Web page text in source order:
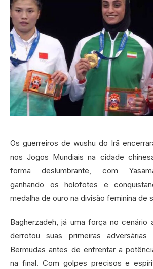
Os guerreiros de wushu do Irã
nos Jogos Mundiais na cidade
forma deslumbrante, com
ganhando os holofotes e
medalha de ouro na divisão feminina de
Bagherzadeh, já uma força no cenário
derrotou suas primeiras
Bermudas antes de enfrentar a
na final. Com golpes precisos e